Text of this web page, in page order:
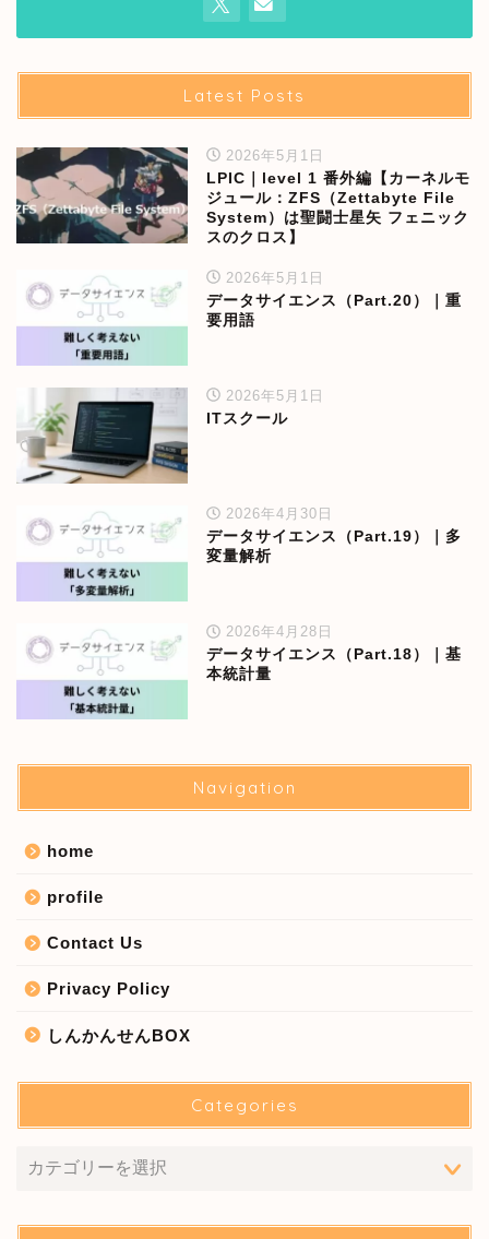
Latest Posts
2026年5月1日
LPIC｜level 1 番外編【カーネルモ
ジュール：ZFS（Zettabyte File
System）は聖闘士星矢 フェニック
スのクロス】
2026年5月1日
データサイエンス（Part.20）｜重
要用語
2026年5月1日
ITスクール
2026年4月30日
データサイエンス（Part.19）｜多
変量解析
2026年4月28日
データサイエンス（Part.18）｜基
本統計量
Navigation
home
profile
Contact Us
Privacy Policy
しんかんせんBOX
Categories